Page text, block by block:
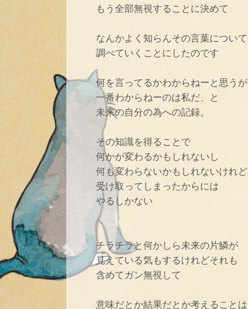
もう全部無視することに決めて
なんかよく知らんその言葉について
調べていくことにしたのです
何を言ってるかわからねーと思うが
一番わからねーのは私だ、と
未来の自分の為への記録。
その知識を得ることで
何かが変わるかもしれないし
何も変わらないかもしれないけれど
受け取ってしまったからには
やるしかない
チラチラと何かしら未来の片鱗が
見えている気もするけれどそれも
含めてガン無視して
意味だとか結果だとか考えることは